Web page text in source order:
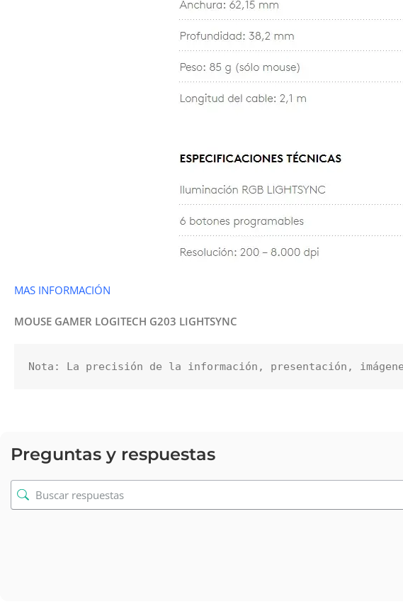
MAS INFORMACIÓN
MOUSE GAMER LOGITECH G203 LIGHTSYNC
Nota: La precisión de la información, presentación,
Preguntas y respuestas